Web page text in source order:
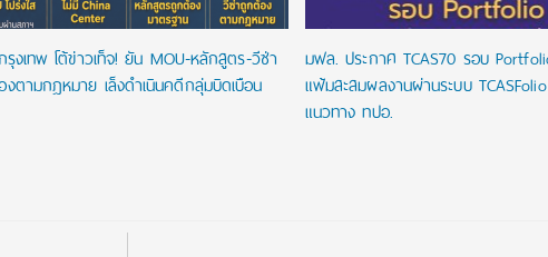
รุงเทพ โต้ข่าวเท็จ! ยัน MOU-หลักสูตร-วีซ่า
ตามกฎหมาย เล็งดำเนินคดีกลุ่มบิดเบือน
มฟล. ประกาศ TCAS70 รอบ
แฟ้มสะสมผลงานผ่านระบบ
แนวทาง ทปอ.